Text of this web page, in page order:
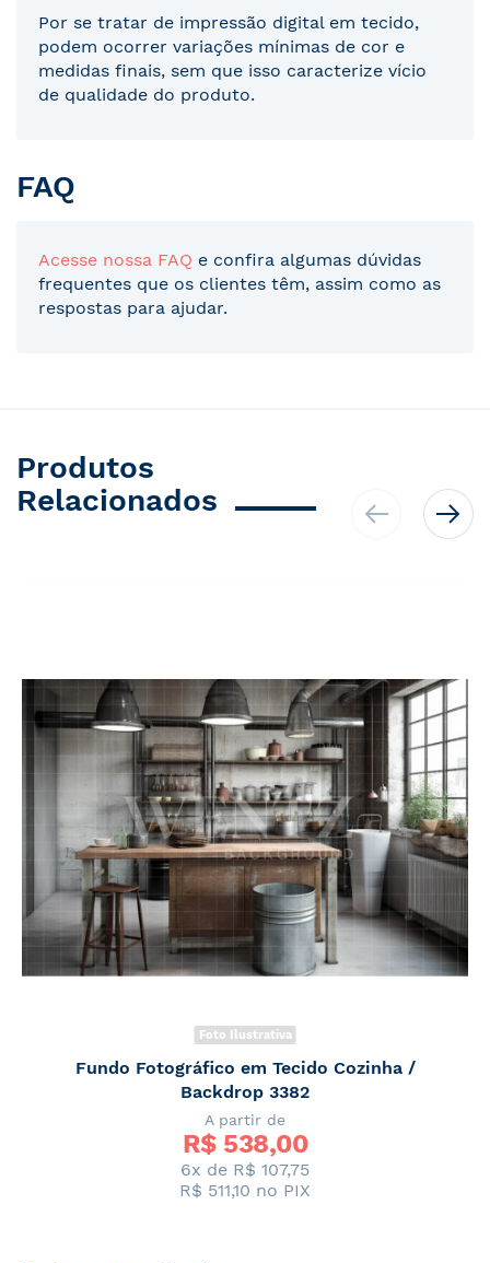
Por se tratar de impressão digital em tecido,
podem ocorrer variações mínimas de cor e
medidas finais, sem que isso caracterize vício
de qualidade do produto.
FAQ
Acesse nossa FAQ e confira algumas dúvidas
frequentes que os clientes têm, assim como as
respostas para ajudar.
Produtos
Relacionados
Foto Ilustrativa
Fundo Fotográfico em Tecido Cozinha /
Backdrop 3382
A partir de
R$ 538,00
6x de R$ 107,75
R$ 511,10 no PIX